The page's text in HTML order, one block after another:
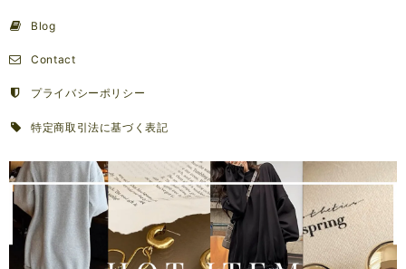
Blog
Contact
プライバシーポリシー
特定商取引法に基づく表記